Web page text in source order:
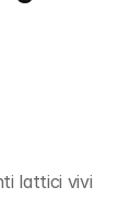
lattici vivi